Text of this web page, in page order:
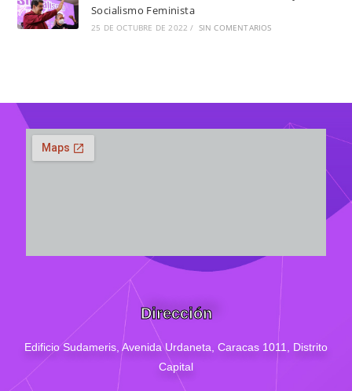
Socialismo Feminista
25 DE OCTUBRE DE 2022 / SIN COMENTARIOS
Dirección
Edificio Sudameris, Avenida Urdaneta, Caracas 1011, Distrito
Capital